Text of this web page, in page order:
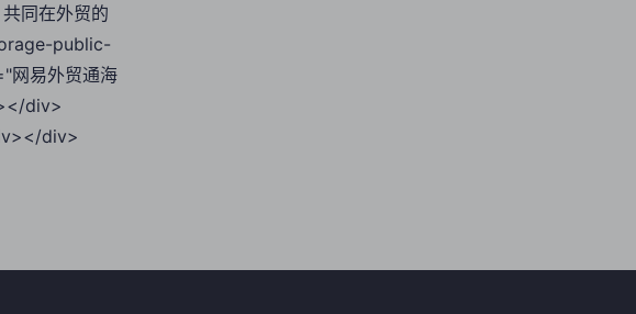
同在外贸的
public-
易外贸通海
div>
div>